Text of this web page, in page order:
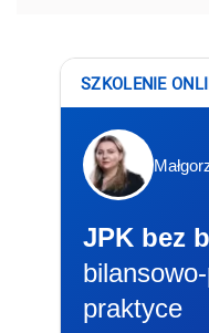
SZKOLENIE
JPK bez
praktyce